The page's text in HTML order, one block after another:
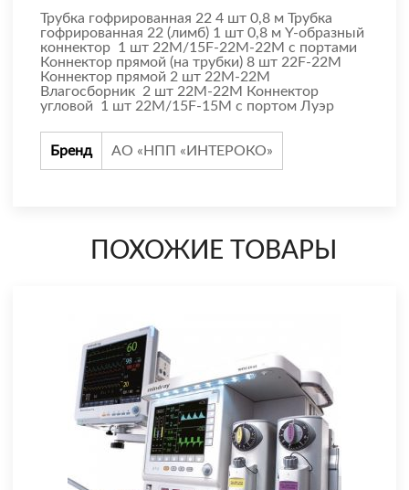
Трубка гофрированная 22 4 шт 0,8 м Трубка
гофрированная 22 (лимб) 1 шт 0,8 м Y-образный
коннектор 1 шт 22М/15F-22М-22М с портами
Коннектор прямой (на трубки) 8 шт 22F-22М
Коннектор прямой 2 шт 22М-22М
Влагосборник 2 шт 22М-22М Коннектор
угловой 1 шт 22М/15F-15М с портом Луэр
Бренд АО «НПП «ИНТЕРОКО»
ПОХОЖИЕ ТОВАРЫ